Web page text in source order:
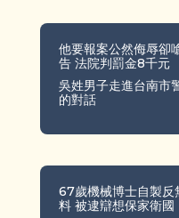
他要報案公然侮辱卻
告 法院判罰金8千元
吳姓男子走進台南市
的對話
67歲機械博士自製反
料 被逮辯想保家衛國